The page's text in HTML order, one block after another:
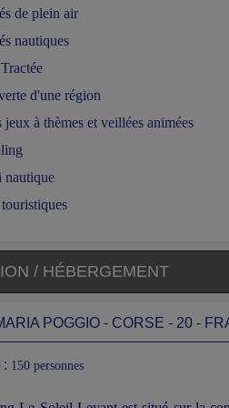
de plein air
nautiques
d'une région
jeux à thèmes et veillées animées
nautique
/ HÉBERGEMENT
POGGIO - CORSE - 20 -
: 150 personnes